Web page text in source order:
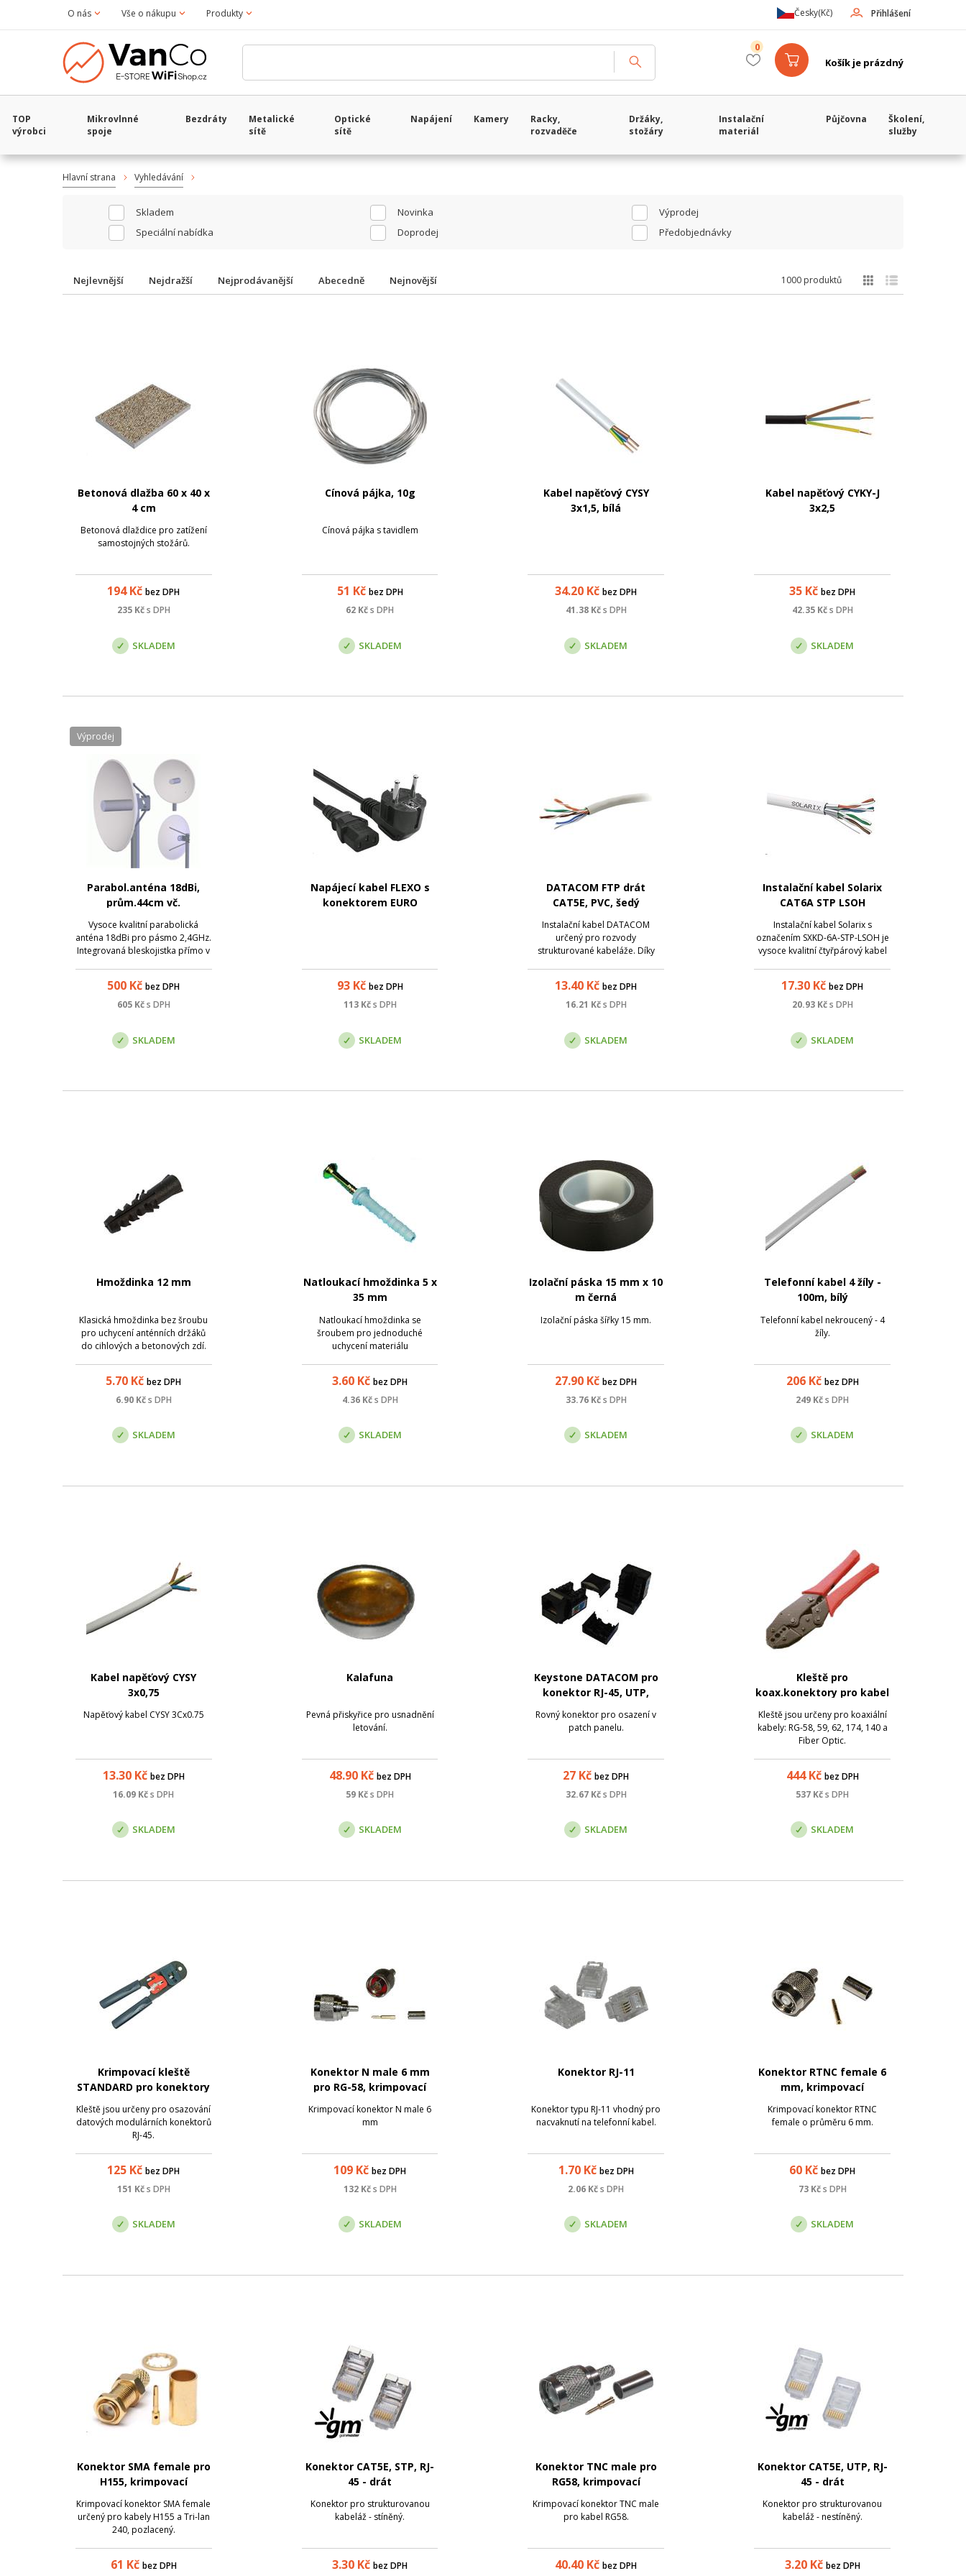
O nás Vše o nákupu Produkty Přihlášení
Česky(Kč)
Košík je prázdný
0
TOP
výrobci
Mikrovlnné
spoje
Bezdráty
Metalické
sítě
Optické
sítě
Napájení Kamery
Racky,
rozvaděče
Držáky,
stožáry
Instalační
materiál
Půjčovna
Školení,
služby
Hlavní strana Vyhledávání
Skladem Novinka
Výprodej
Speciální nabídka
Doprodej Předobjednávky
Nejlevnější Nejdražší Nejprodávanější Abecedně Nejnovější 1000 produktů
Betonová dlažba 60 x 40 x
4 cm
Betonová dlaždice pro zatížení
samostojných stožárů.
194Kč bez DPH
235Kčs DPH
SKLADEM
Cínová pájka, 10g
Cínová pájka s tavidlem
51 Kč bez DPH
62 Kčs DPH
SKLADEM
Kabel napěťový CYSY
3x1,5, bílá
34.20 Kč bez DPH
41.38Kčs DPH
SKLADEM
Kabel napěťový CYKY-J
3x2,5
35 Kč bez DPH
42.35Kč s DPH
SKLADEM
Parabol.anténa 18dBi,
prům.44cm vč.
Bleskojistky
Vysoce kvalitní parabolická
anténa 18dBi pro pásmo 2,4GHz.
Integrovaná bleskojistka přímo v
500 Kč bez DPH
605Kčs DPH
Výprodej
SKLADEM
Napájecí kabel FLEXO s
konektorem EURO
93Kč bez DPH
113Kč s DPH
SKLADEM
DATACOM FTP drát
CAT5E, PVC, šedý
Instalační kabel DATACOM
určený pro rozvody
strukturované kabeláže. Díky
náročnějšího vnitřního prostředí.
Parametry: Název; Hodnota;
13.40 Kč bez DPH
16.21 Kčs DPH
SKLADEM
Instalační kabel Solarix
CAT6A STP LSOH
Instalační kabel Solarix s
označením SXKD-6A-STP-LSOH je
vysoce kvalitní čtyřpárový kabel
aplikacích – tj. především pak
pro provoz vysokorychlostního
17.30 Kč bez DPH
20.93Kč s DPH
SKLADEM
Hmoždinka 12 mm
Klasická hmoždinka bez šroubu
pro uchycení anténních držáků
do cihlových a betonových zdí.
5.70 Kč bez DPH
6.90Kčs DPH
SKLADEM
Natloukací hmoždinka 5 x
35 mm
Natloukací hmoždinka se
šroubem pro jednoduché
uchycení materiálu
3.60 Kč bez DPH
4.36Kč s DPH
SKLADEM
Izolační páska 15 mm x 10
m černá
Izolační páska šířky 15 mm.
27.90 Kč bez DPH
33.76Kčs DPH
SKLADEM
Telefonní kabel 4 žíly -
100m, bílý
Telefonní kabel nekroucený - 4
žíly.
206Kč bez DPH
249 Kčs DPH
SKLADEM
Kabel napěťový CYSY
3x0,75
Napěťový kabel CYSY 3Cx0.75
13.30Kč bez DPH
16.09 Kčs DPH
SKLADEM
Kalafuna
Pevná přiskyřice pro usnadnění
letování.
48.90Kč bez DPH
59 Kčs DPH
SKLADEM
Keystone DATACOM pro
konektor RJ-45, UTP,
Rovný konektor pro osazení v
patch panelu.
27 Kč bez DPH
32.67Kčs DPH
SKLADEM
Kleště pro
koax.konektory pro kabel
Kleště jsou určeny pro koaxiální
kabely: RG-58, 59, 62, 174, 140 a
Fiber Optic.
444Kč bez DPH
537 Kčs DPH
SKLADEM
Krimpovací kleště
STANDARD pro konektory
Kleště jsou určeny pro osazování
datových modulárních konektorů
RJ-45.
125 Kč bez DPH
151 Kčs DPH
SKLADEM
Konektor N male 6 mm
pro RG-58, krimpovací
Krimpovací konektor N male 6
mm
109 Kč bez DPH
132Kč s DPH
SKLADEM
Konektor RJ-11
Konektor typu RJ-11 vhodný pro
nacvaknutí na telefonní kabel.
1.70Kč bez DPH
2.06 Kčs DPH
SKLADEM
Konektor RTNC female 6
mm, krimpovací
Krimpovací konektor RTNC
female o průměru 6 mm.
60 Kč bez DPH
73Kč s DPH
SKLADEM
Konektor SMA female pro
H155, krimpovací
Krimpovací konektor SMA female
určený pro kabely H155 a Tri-lan
240, pozlacený.
61 Kč bez DPH
Konektor CAT5E, STP, RJ-
45 - drát
Konektor pro strukturovanou
kabeláž - stíněný.
3.30 Kč bez DPH
Konektor TNC male pro
RG58, krimpovací
Krimpovací konektor TNC male
pro kabel RG58.
40.40 Kč bez DPH
Konektor CAT5E, UTP, RJ-
45 - drát
Konektor pro strukturovanou
kabeláž - nestíněný.
3.20Kč bez DPH